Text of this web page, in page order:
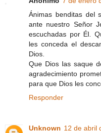
Ánimas benditas del
ante nuestro Señor
escuchadas por Él.
les conceda el
Dios.
Que Dios las saque
agradecimiento
para que Dios les
Responder
Unknown 12 de abril